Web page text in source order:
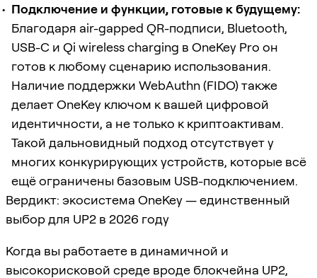
Подключение и функции, готовые к будущему:
Благодаря air-gapped QR-подписи, Bluetooth,
USB-C и Qi wireless charging в OneKey Pro он
готов к любому сценарию использования.
Наличие поддержки WebAuthn (FIDO) также
делает OneKey ключом к вашей цифровой
идентичности, а не только к криптоактивам.
Такой дальновидный подход отсутствует у
многих конкурирующих устройств, которые всё
ещё ограничены базовым USB-подключением.
Вердикт: экосистема OneKey — единственный
выбор для UP2 в 2026 году
Когда вы работаете в динамичной и
высокорисковой среде вроде блокчейна UP2,